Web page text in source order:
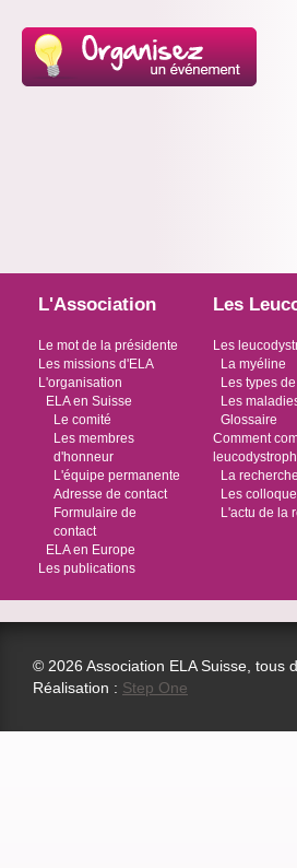
L'Association
Le mot de la présidente
Les missions d'ELA
L'organisation
ELA en Suisse
Le comité
Les membres
d'honneur
L'équipe permanente
Adresse de contact
Formulaire de
contact
ELA en Europe
Les publications
Les
Les
La myéline
Les types
Les
Glossaire
Comment
La
Les
L'actu de la
© 2026 Association ELA Suisse, tous
Réalisation : Step One